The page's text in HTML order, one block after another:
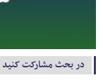
در بحث مشارکت کنید